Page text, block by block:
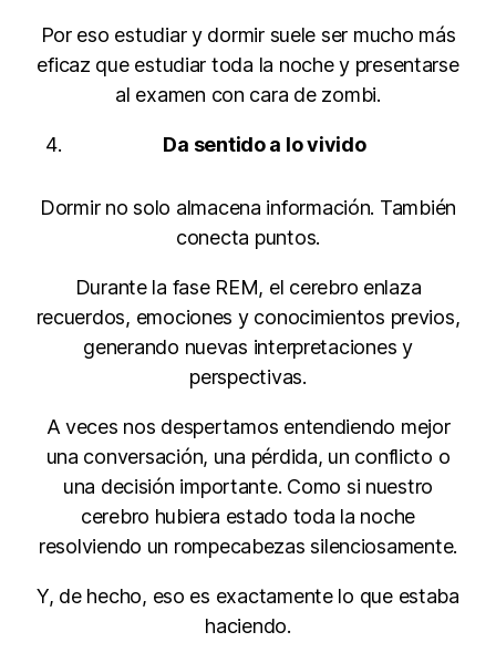
Por eso estudiar y dormir suele ser mucho más
eficaz que estudiar toda la noche y presentarse
al examen con cara de zombi.
Da sentido a lo vivido
Dormir no solo almacena información. También
conecta puntos.
Durante la fase REM, el cerebro enlaza
recuerdos, emociones y conocimientos previos,
generando nuevas interpretaciones y
perspectivas.
A veces nos despertamos entendiendo mejor
una conversación, una pérdida, un conflicto o
una decisión importante. Como si nuestro
cerebro hubiera estado toda la noche
resolviendo un rompecabezas silenciosamente.
Y, de hecho, eso es exactamente lo que estaba
haciendo.